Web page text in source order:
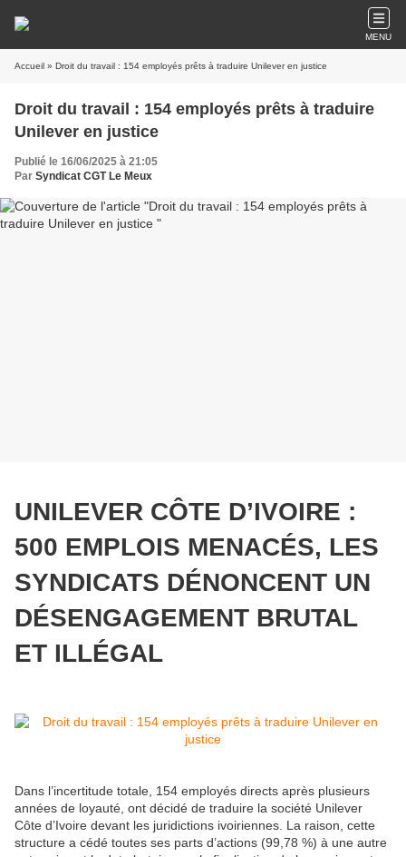
MENU
Accueil » Droit du travail : 154 employés prêts à traduire Unilever en justice
Droit du travail : 154 employés prêts à traduire
Unilever en justice
Publié le 16/06/2025 à 21:05
Par Syndicat CGT Le Meux
UNILEVER CÔTE D’IVOIRE :
500 EMPLOIS MENACÉS, LES
SYNDICATS DÉNONCENT UN
DÉSENGAGEMENT BRUTAL
ET ILLÉGAL
Dans l’incertitude totale, 154 employés directs après plusieurs
années de loyauté, ont décidé de traduire la société Unilever
Côte d’Ivoire devant les juridictions ivoiriennes. La raison, cette
structure a cédé toutes ses parts d’actions (99,78 %) à une autre